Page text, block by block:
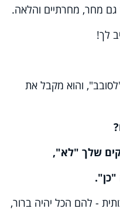
גם מחר, מחרתיים והלאה.
לך!
והוא מקבל את
שלך "לא",
"כן".
- להם הכל יהיה ברור,